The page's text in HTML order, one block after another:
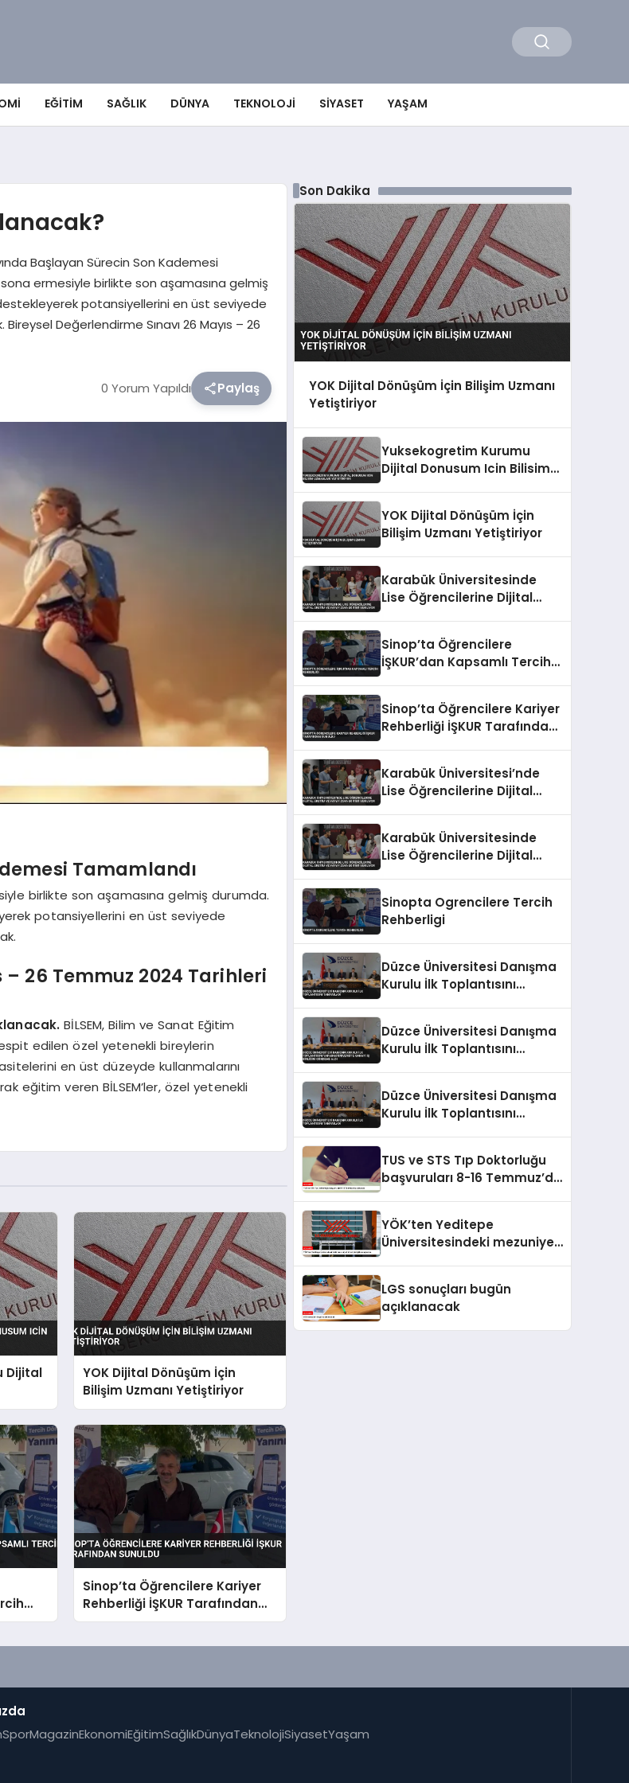
EĞITIM SAĞLIK DÜNYA TEKNOLOJI SIYASET YAŞAM
Başlayan Sürecin Son Kademesi
sona ermesiyle birlikte son aşamasına gelmiş
potansiyellerini en üst seviyede
Değerlendirme Sınavı 26 Mayıs – 26
0 Yorum Yapıldı Paylaş
Tamamlandı
birlikte son aşamasına gelmiş durumda.
potansiyellerini en üst seviyede
– 26 Temmuz 2024 Tarihleri
BİLSEM, Bilim ve Sanat Eğitim
edilen özel yetenekli bireylerin
en üst düzeyde kullanmalarını
eğitim veren BİLSEM’ler, özel yetenekli
Dijital
YOK Dijital Dönüşüm İçin
Bilişim Uzmanı Yetiştiriyor
Sinop’ta Öğrencilere Kariyer
Rehberliği İŞKUR Tarafından
Sunuldu
Son Dakika
YOK Dijital Dönüşüm İçin Bilişim Uzmanı
Yetiştiriyor
Yuksekogretim Kurumu
Dijital Donusum Icin Bilisim
YOK Dijital Dönüşüm İçin
Bilişim Uzmanı Yetiştiriyor
Karabük Üniversitesinde
Lise Öğrencilerine Dijital
Sinop’ta Öğrencilere
İŞKUR’dan Kapsamlı Tercih
Sinop’ta Öğrencilere Kariyer
Rehberliği İŞKUR Tarafından
Karabük Üniversitesi’nde
Lise Öğrencilerine Dijital
Karabük Üniversitesinde
Lise Öğrencilerine Dijital
Sinopta Ogrencilere Tercih
Rehberligi
Düzce Üniversitesi Danışma
Kurulu İlk Toplantısını
Düzce Üniversitesi Danışma
Kurulu İlk Toplantısını
Düzce Üniversitesi Danışma
Kurulu İlk Toplantısını
TUS ve STS Tıp Doktorluğu
başvuruları 8-16 Temmuz’da
YÖK’ten Yeditepe
Üniversitesindeki mezuniyet
LGS sonuçları bugün
açıklanacak
SporMagazinEkonomiEğitimSağlıkDünyaTeknolojiSiyasetYaşam